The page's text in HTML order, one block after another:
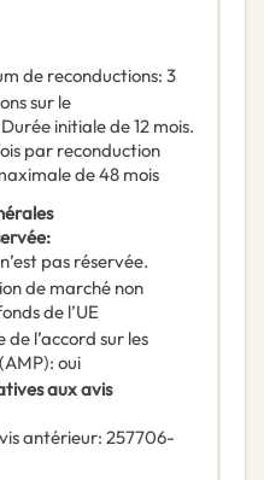
de reconductions: 3
sur le
Durée initiale de 12 mois.
par reconduction
de 48 mois
:
pas réservée.
de marché non
de l’UE
l’accord sur les
: oui
aux avis
antérieur: 257706-